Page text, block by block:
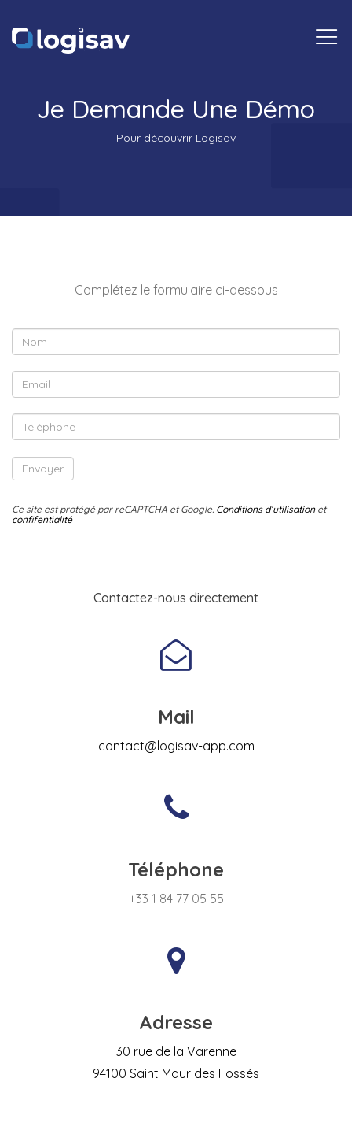
Je Demande Une Démo
Pour découvrir Logisav
Complétez le formulaire ci-dessous
Ce site est protégé par reCAPTCHA et Google. Conditions d’utilisationet
confifentialité
Contactez-nous directement
Mail
contact@logisav-app.com
Téléphone
+33 1 84 77 05 55
Adresse
30 rue de la Varenne
94100 Saint Maur des Fossés